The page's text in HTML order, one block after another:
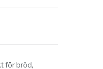
för bröd,